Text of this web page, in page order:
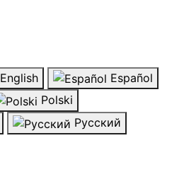
English
Español
Polski
Русский